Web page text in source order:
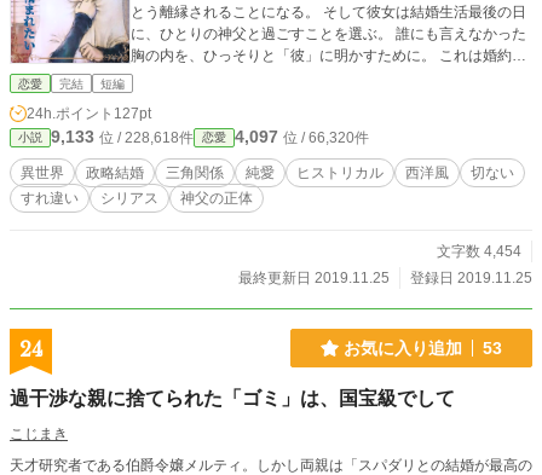
とう離縁されることになる。 そして彼女は結婚生活最後の日
に、ひとりの神父と過ごすことを選ぶ。 誰にも言えなかった
胸の内を、ひっそりと「彼」に明かすために。 これは婚約破
棄もできず、悪役令嬢にもドアマットヒロインにもなれなか
にも投稿しております。 扉絵は、汐の音様に描いていただき
ました。ありがとうございます。
恋愛 完結 短編
24h.ポイント 127pt
小説 9,133 位 / 228,618件 恋愛 4,097 位 / 66,320件
異世界 政略結婚 三角関係 純愛 ヒストリカル 西洋風
切ない
すれ違い
シリアス 神父の正体
文字数 4,454
最終更新日 2019.11.25
登録日 2019.11.25
24 お気に入り追加 53
過干渉な親に捨てられた「ゴミ」は、国宝級でして
こじまき
天才研究者である伯爵令嬢メルティ。しかし両親は「スパダリとの結婚が最高の